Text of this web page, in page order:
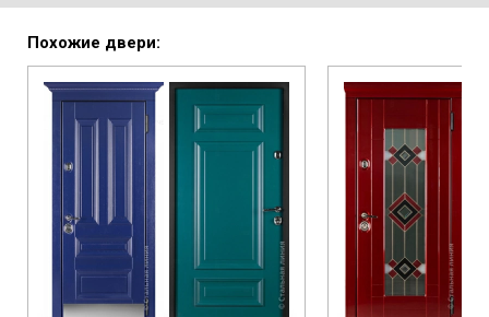
Похожие двери: